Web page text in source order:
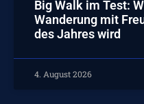
Big Walk im Test:
Wanderung mit
des Jahres wird
4. August 2026